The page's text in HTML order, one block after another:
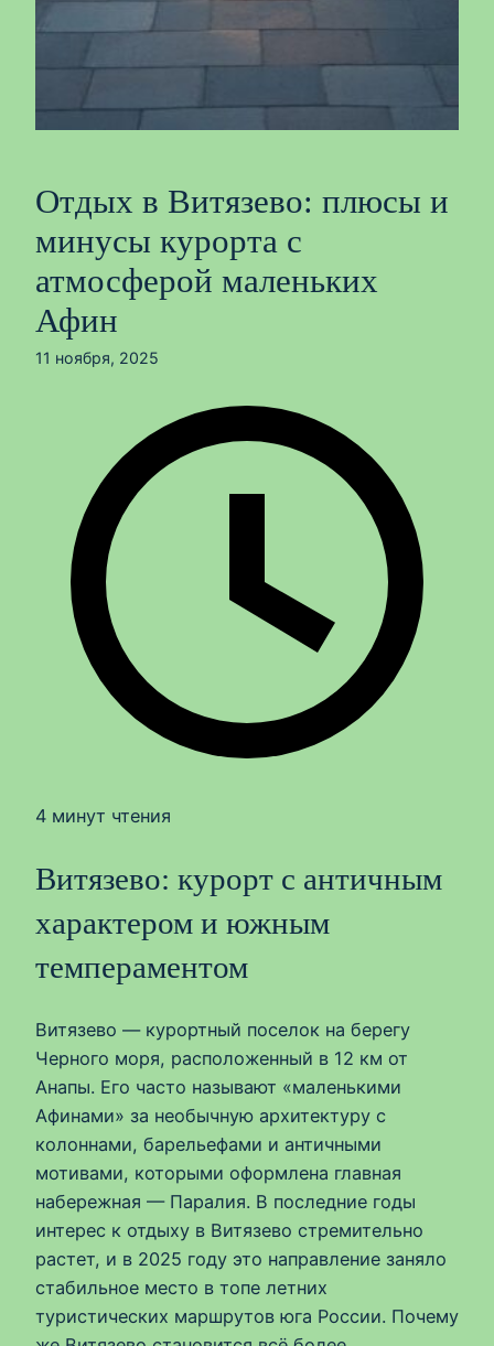
Отдых в Витязево: плюсы и
минусы курорта с
атмосферой маленьких
Афин
11 ноября, 2025
4 минут чтения
Витязево: курорт с античным
характером и южным
темпераментом
Витязево — курортный поселок на берегу
Черного моря, расположенный в 12 км от
Анапы. Его часто называют «маленькими
Афинами» за необычную архитектуру с
колоннами, барельефами и античными
мотивами, которыми оформлена главная
набережная — Паралия. В последние годы
интерес к отдыху в Витязево стремительно
растет, и в 2025 году это направление заняло
стабильное место в топе летних
туристических маршрутов юга России. Почему